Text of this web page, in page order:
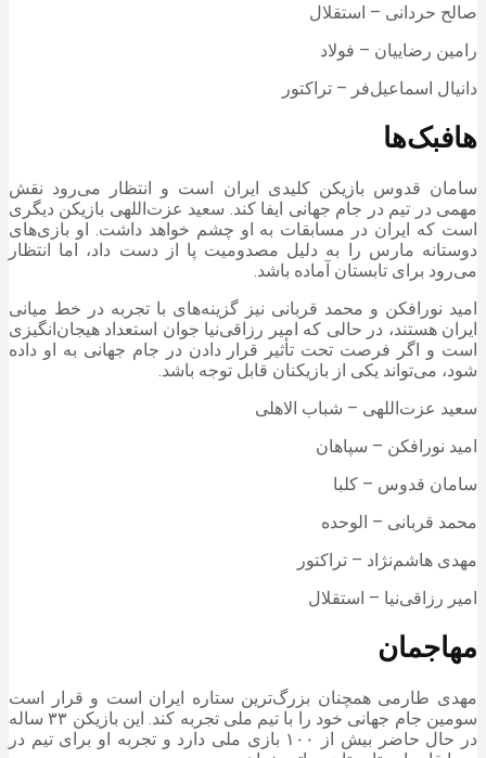
صالح حردانی – استقلال
رامین رضاییان – فولاد
دانیال اسماعیل‌فر – تراکتور
هافبک‌ها
سامان قدوس بازیکن کلیدی ایران است و انتظار می‌رود نقش
مهمی در تیم در جام جهانی ایفا کند. سعید عزت‌اللهی بازیکن دیگری
است که ایران در مسابقات به او چشم خواهد داشت. او بازی‌های
دوستانه مارس را به دلیل مصدومیت پا از دست داد، اما انتظار
می‌رود برای تابستان آماده باشد.
امید نورافکن و محمد قربانی نیز گزینه‌های با تجربه در خط میانی
ایران هستند، در حالی که امیر رزاقی‌نیا جوان استعداد هیجان‌انگیزی
است و اگر فرصت تحت تأثیر قرار دادن در جام جهانی به او داده
شود، می‌تواند یکی از بازیکنان قابل توجه باشد.
سعید عزت‌اللهی – شباب الاهلی
امید نورافکن – سپاهان
سامان قدوس – کلبا
محمد قربانی – الوحده
مهدی هاشم‌نژاد – تراکتور
امیر رزاقی‌نیا – استقلال
مهاجمان
مهدی طارمی همچنان بزرگ‌ترین ستاره ایران است و قرار است
سومین جام جهانی خود را با تیم ملی تجربه کند. این بازیکن ۳۳ ساله
در حال حاضر بیش از ۱۰۰ بازی ملی دارد و تجربه او برای تیم در